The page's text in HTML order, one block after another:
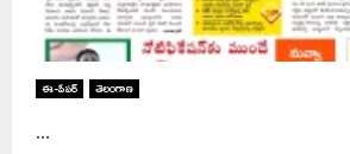
ఈ-పేపర్ తెలంగాణ
...